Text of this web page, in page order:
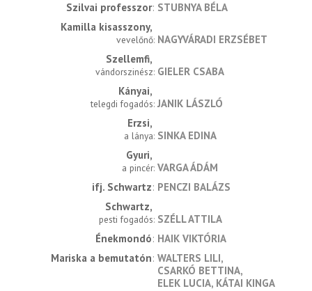
Szilvai professzor STUBNYA BÉLA
Kamilla kisasszony
vevelőnő NAGYVÁRADI ERZSÉBET
Szellemfi
vándorszinész GIELER CSABA
Kányai
telegdi fogadós JANIK LÁSZLÓ
Erzsi
a lánya SINKA EDINA
Gyuri
a pincér VARGA ÁDÁM
ifj. Schwartz PENCZI BALÁZS
Schwartz
pesti fogadós SZÉLL ATTILA
Énekmondó HAIK VIKTÓRIA
Mariska a bemutatón WALTERS LILI
CSARKÓ BETTINA
ELEK LUCIA KÁTAI KINGA